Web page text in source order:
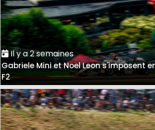
Il y a 2 semaines
Gabriele Mini et Noel Leon s'imposent
F2